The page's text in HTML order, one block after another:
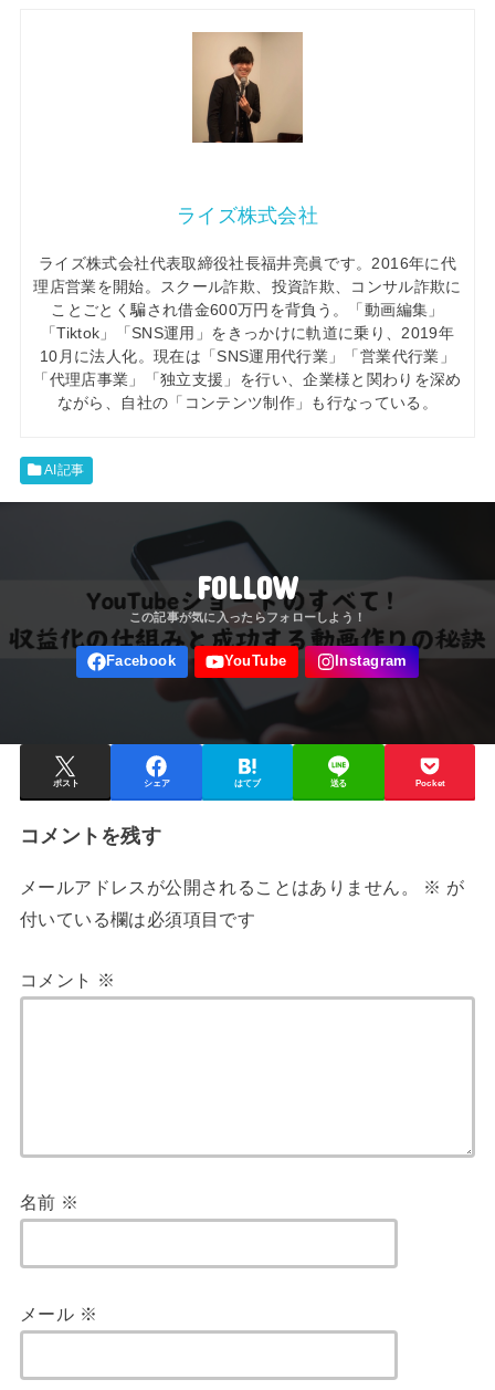
ライズ株式会社
ライズ株式会社代表取締役社長福井亮眞です。2016年に代
理店営業を開始。スクール詐欺、投資詐欺、コンサル詐欺に
ことごとく騙され借金600万円 を背負う。
「動画編集」
「Tiktok」「SNS運用」 をきっかけに軌道に乗り、2019年
10月に法人化。現在は 「SNS運用代行業」「営業代行業」
「代理店事業」「独立支援」 を行い、企業様と関わりを深め
ながら、自社の「コンテンツ制作」も行なっている。
AI記事
FOLLOW
ポスト シェア はてブ 送る Pocket
コメントを残す
メールアドレスが公開されることはありません。 ※ が
付いている欄は必須項目です
コメント ※
名前 ※
メール ※